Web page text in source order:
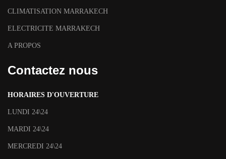
CLIMATISATION MARRAKECH
ELECTRICITE MARRAKECH
A PROPOS
Contactez nous
HORAIRES D'OUVERTURE
LUNDI 24\24
MARDI 24\24
MERCREDI 24\24